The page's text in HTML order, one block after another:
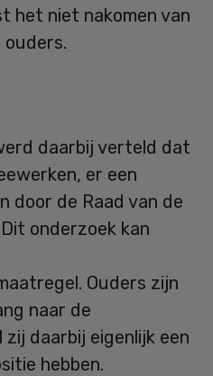
het niet nakomen van
daarbij verteld dat
er een
door de Raad van de
onderzoek kan
Ouders zijn
naar de
daarbij eigenlijk een
hebben.